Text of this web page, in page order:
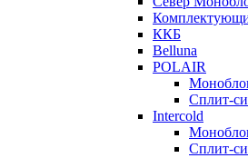
ККБ
Belluna
POLAIR
Сплит-
Intercold
Сплит-